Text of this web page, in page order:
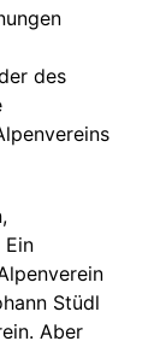
des
Stüdl
Aber